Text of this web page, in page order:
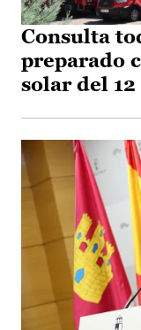
Consulta
preparado
solar del 12